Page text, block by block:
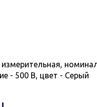
- 500 В, цвет - Серый